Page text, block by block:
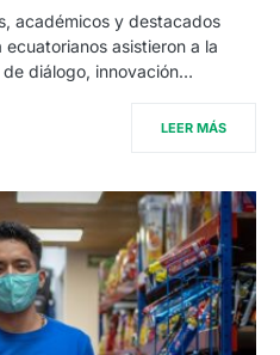
académicos y destacados
asistieron a la
diálogo, innovación…
LEER MÁS